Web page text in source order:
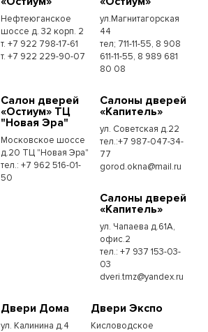
Нефтеюганское
шоссе д. 32 корп. 2
т. +7 922 798-17-61
т. +7 922 229-90-07
ул.Магнитагорская
44
тел; 711-11-55, 8 908
611-11-55, 8 989 681
80 08
Cалон дверей
«Остиум» ТЦ
"Новая Эра"
Московское шоссе
д.20 ТЦ "Новая Эра"
тел.: +7 962 516-01-
50
Cалоны дверей
«Капитель»
ул. Советская д.22
тел.:+7 987-047-34-
77
gorod.okna@mail.ru
Cалоны дверей
«Капитель»
ул. Чапаева д.61А,
офис.2
тел.: +7 937 153-03-
03
dveri.tmz@yandex.ru
Двери Дома
ул. Калинина д.4
Двери Экспо
Кисловодское